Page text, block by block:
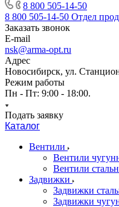
8 800 505-14-50
8 800 505-14-50 Отдел
Заказать звонок
E-mail
nsk@arma-opt.ru
Адрес
Новосибирск, ул.
Режим работы
Пн - Пт: 9:00 - 18:00.
Подать заявку
Каталог
Вентили
Вентили
Вентили
Задвижки
Задвижки
Задвижки